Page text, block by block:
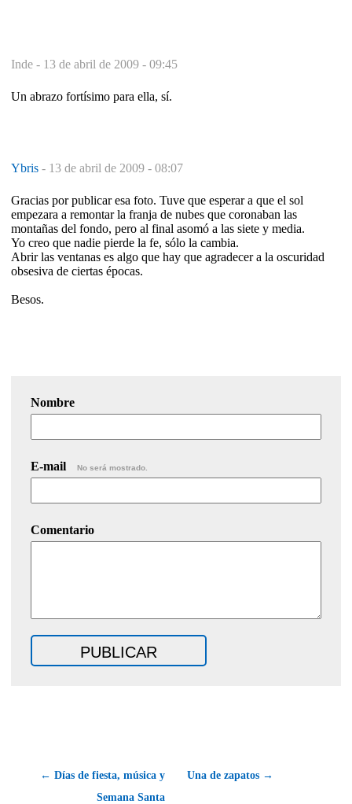
Inde - 13 de abril de 2009 - 09:45
Un abrazo fortísimo para ella, sí.
Ybris - 13 de abril de 2009 - 08:07
Gracias por publicar esa foto. Tuve que esperar a que el sol
empezara a remontar la franja de nubes que coronaban las
montañas del fondo, pero al final asomó a las siete y media.
Yo creo que nadie pierde la fe, sólo la cambia.
Abrir las ventanas es algo que hay que agradecer a la oscuridad
obsesiva de ciertas épocas.
Besos.
Nombre
E-mail No será mostrado.
Comentario
← Días de fiesta, música y
Semana Santa
Una de zapatos →